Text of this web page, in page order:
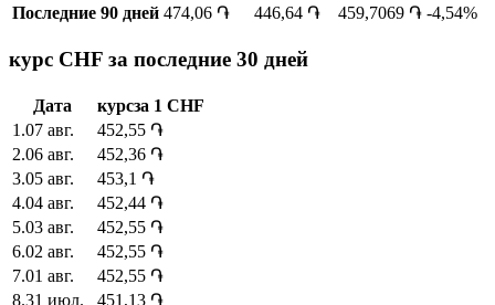
Последние 90 дней 474,06 ֏ 446,64 ֏ 459,7069 ֏ -4,54%
курс CHF за последние 30 дней
Дата курсза 1 CHF
1 .07 авг. 452,55 ֏
2.06 авг. 452,36 ֏
3.05 авг. 453,1 ֏
4.04 авг. 452,44 ֏
5.03 авг. 452,55 ֏
6.02 авг. 452,55 ֏
7.01 авг. 452,55 ֏
8.31 июл. 451,13 ֏